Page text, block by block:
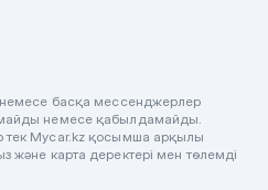
басқа мессенджерлер
немесе қабылдамайды.
Mycar.kz қосымша арқылы
карта деректері мен төлемді